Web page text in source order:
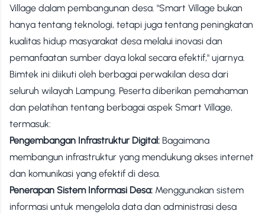
Village dalam pembangunan desa. "Smart Village bukan
hanya tentang teknologi, tetapi juga tentang peningkatan
kualitas hidup masyarakat desa melalui inovasi dan
pemanfaatan sumber daya lokal secara efektif," ujarnya.
Bimtek ini diikuti oleh berbagai perwakilan desa dari
seluruh wilayah Lampung. Peserta diberikan pemahaman
dan pelatihan tentang berbagai aspek Smart Village,
termasuk:
Pengembangan Infrastruktur Digital: Bagaimana
membangun infrastruktur yang mendukung akses internet
dan komunikasi yang efektif di desa.
Penerapan Sistem Informasi Desa: Menggunakan sistem
informasi untuk mengelola data dan administrasi desa